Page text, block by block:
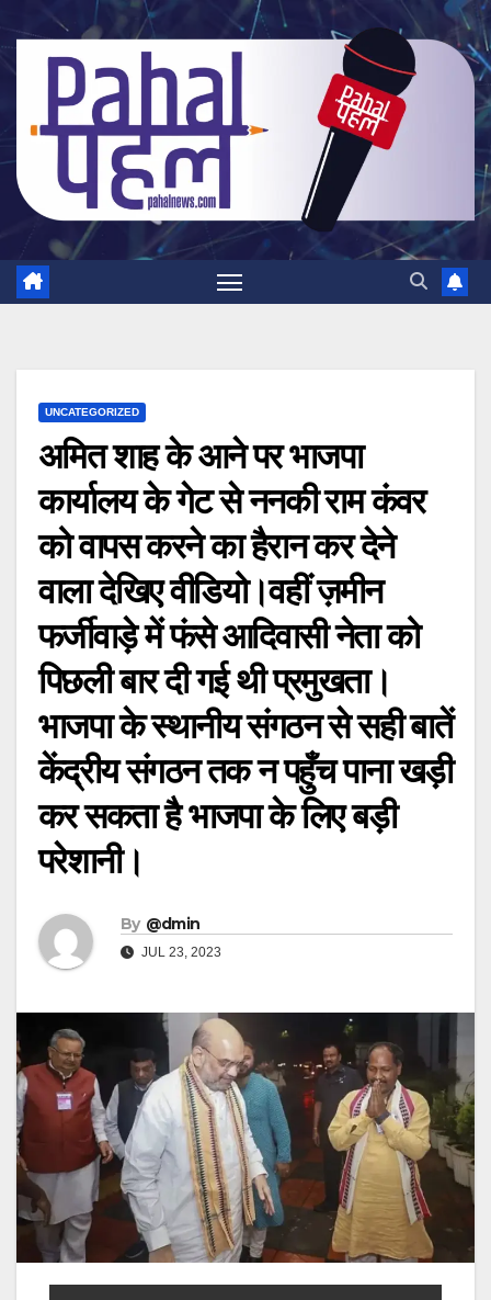
to
UNCATEGORIZED
अमित शाह के आने पर भाजपा
कार्यालय के गेट से ननकी राम कंवर
को वापस करने का हैरान कर देने
वाला देखिए वीडियो।वहीं ज़मीन
फर्जीवाड़े में फंसे आदिवासी नेता को
पिछली बार दी गई थी प्रमुखता।
भाजपा के स्थानीय संगठन से सही बातें
केंद्रीय संगठन तक न पहुँच पाना खड़ी
कर सकता है भाजपा के लिए बड़ी
परेशानी।
By @dmin
JUL 23, 2023